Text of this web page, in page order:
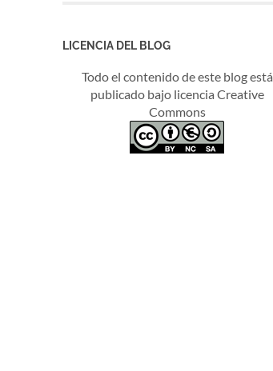
LICENCIA DEL BLOG
Todo el contenido de este blog está
publicado bajo licencia Creative
Commons